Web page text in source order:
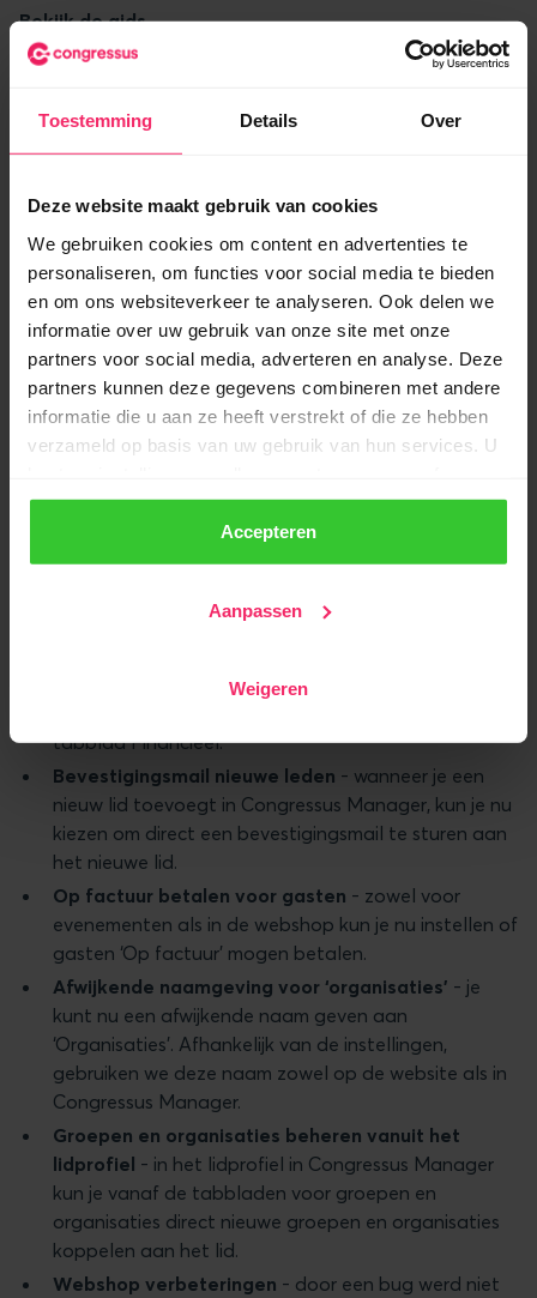
Toestemming Details Over
Deze website maakt gebruik van cookies
We gebruiken cookies om content en advertenties te
personaliseren, om functies voor social media te bieden
en om ons websiteverkeer te analyseren. Ook delen we
informatie over uw gebruik van onze site met onze
partners voor social media, adverteren en analyse. Deze
partners kunnen deze gegevens combineren met andere
informatie die u aan ze heeft verstrekt of die ze hebben
verzameld op basis van uw gebruik van hun services. U
intrekken via de knop linksonder in uw scherm.
We werken samen met22 derdendie uw gegevens
Accepteren
Aanpassen
Weigeren
Bekijk de gids
website.
Toon in sitemap
- je kunt nu weer per webpagina
instellen of deze in de sitemap getoond dient te
DKIM / SPF voor afzenders- in de nieuwe interface
hebben we het overzicht met afzenders verbeterd.
Instellingen voor DKIM & SPF worden overzichtelijker
getoond.
Toelichting bij set met custom velden - Indien we
custom velden, wordt deze nu ook getoond in het
profiel op de website en bij het online lid worden.
Financieel overzicht per organisatie- bij iedere
financieel overzicht.
werden bij leden met een groot aantal facturen niet
tabblad Financieel.
Bevestigingsmail nieuwe leden - wanneer je een
nieuw lid toevoegt in Congressus Manager, kun je nu
kiezen om direct een bevestigingsmail te sturen aan
het nieuwe lid.
Op factuur betalen voor gasten - zowel voor
evenementen als in de webshop kun je nu instellen of
gasten ‘Op factuur’ mogen betalen.
Afwijkende naamgeving voor ‘organisaties’ - je
kunt nu een afwijkende naam geven aan
‘Organisaties’. Afhankelijk van de instellingen,
gebruiken we deze naam zowel op de website als in
Congressus Manager.
Groepen en organisaties beheren vanuit het
lidprofiel - in het lidprofiel in Congressus Manager
kun je vanaf de tabbladen voor groepen en
organisaties direct nieuwe groepen en organisaties
koppelen aan het lid.
Webshop verbeteringen - door een bug werd niet